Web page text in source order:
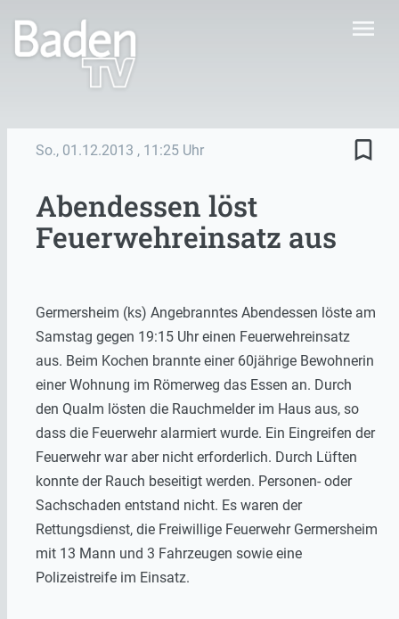
menu
So., 01.12.2013 , 11:25 Uhr bookmark_border
Abendessen löst
Feuerwehreinsatz aus
Germersheim (ks) Angebranntes Abendessen löste am
Samstag gegen 19:15 Uhr einen Feuerwehreinsatz
aus. Beim Kochen brannte einer 60jährige Bewohnerin
einer Wohnung im Römerweg das Essen an. Durch
den Qualm lösten die Rauchmelder im Haus aus, so
dass die Feuerwehr alarmiert wurde. Ein Eingreifen der
Feuerwehr war aber nicht erforderlich. Durch Lüften
konnte der Rauch beseitigt werden. Personen- oder
Sachschaden entstand nicht. Es waren der
Rettungsdienst, die Freiwillige Feuerwehr Germersheim
mit 13 Mann und 3 Fahrzeugen sowie eine
Polizeistreife im Einsatz.